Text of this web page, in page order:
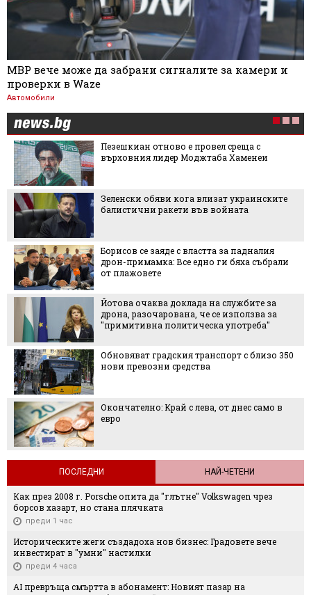
МВР вече може да забрани сигналите за камери и
проверки в Waze
Автомобили
Пезешкиан отново е провел среща с
върховния лидер Моджтаба Хаменеи
Зеленски обяви кога влизат украинските
балистични ракети във войната
Борисов се заяде с властта за падналия
дрон-примамка: Все едно ги бяха събрали
от плажовете
Йотова очаква доклада на службите за
дрона, разочарована, че се използва за
"примитивна политическа употреба"
Обновяват градския транспорт с близо 350
нови превозни средства
Окончателно: Край с лева, от днес само в
евро
ПОСЛЕДНИ НАЙ-ЧЕТЕНИ
Как през 2008 г. Porsche опита да "глътне" Volkswagen чрез
борсов хазарт, но стана плячката
преди 1 час
Историческите жеги създадоха нов бизнес: Градовете вече
инвестират в "умни" настилки
преди 4 часа
AI превръща смъртта в абонамент: Новият пазар на